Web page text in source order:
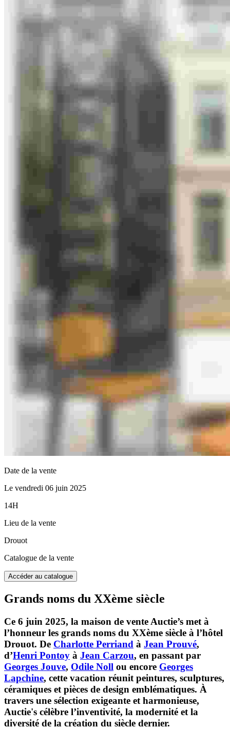
Date de la vente
Le vendredi 06 juin 2025
14H
Lieu de la vente
Drouot
Catalogue de la vente
Accéder au catalogue
Grands noms du XXème siècle
Ce 6 juin 2025, la maison de vente Auctie’s met à
l’honneur les grands noms du XXème siècle à l’hôtel
Drouot. De Charlotte Perriand à Jean Prouvé,
d’Henri Pontoy à Jean Carzou, en passant par
Georges Jouve, Odile Noll ou encore Georges
Lapchine, cette vacation réunit peintures, sculptures,
céramiques et pièces de design emblématiques. À
travers une sélection exigeante et harmonieuse,
Auctie's célèbre l’inventivité, la modernité et la
diversité de la création du siècle dernier.